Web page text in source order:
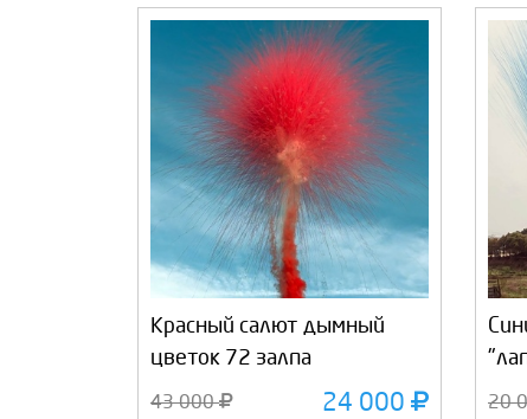
Красный салют дымный
цветок 72 залпа
43 000 24 000 20